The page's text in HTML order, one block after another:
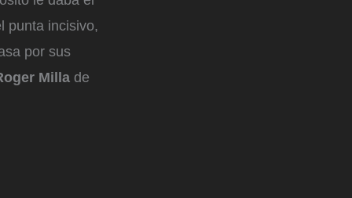
punta incisivo,
por sus
Milla de